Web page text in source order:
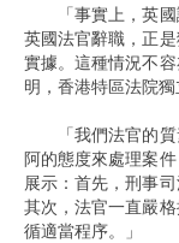
「事實上，英國
英國法官辭職，正
實據。這種情況不
明，香港特區法院
「我們法官的質
阿的態度來處理案
展示：首先，刑事
其次，法官一直嚴
循適當程序。」